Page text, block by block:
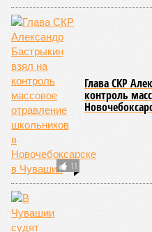
Руководитель Управления
Республике Татьяна Гермонова
Межведомственной комиссии,
организации детского отдыха и
рамках встречи участники
летней оздоровительной
итоги её проведения.
Управлением
были обобщены
мероприятий в детских
нынешнем сезоне
причём 14 из них относятся
ведомства осуществили 105
профилактических визитов,
проверочными действиями